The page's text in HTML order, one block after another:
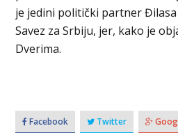
je jedini politički partner
Savez za Srbiju, jer, kako je
Dverima.
Facebook Twitter